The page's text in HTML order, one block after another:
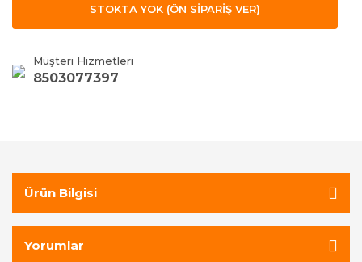
STOKTA YOK (ÖN SİPARİŞ VER)
Müşteri Hizmetleri
8503077397
Ürün Bilgisi
Yorumlar